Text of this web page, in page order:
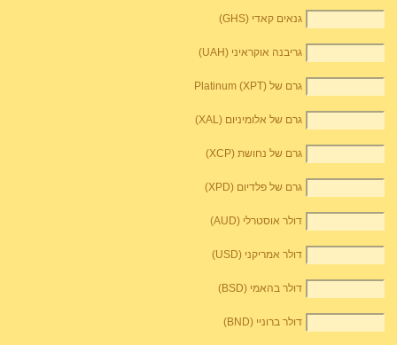
גנאים קאדי (GHS)
גריבנה אוקראיני (UAH)
גרם של Platinum (XPT)
גרם של אלומיניום (XAL)
גרם של נחושת (XCP)
גרם של פלדיום (XPD)
דולר אוסטרלי (AUD)
דולר אמריקני (USD)
דולר בהאמי (BSD)
דולר ברוניי (BND)